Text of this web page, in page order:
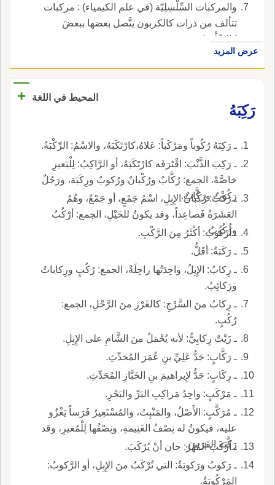
والمركبات السِّلْسِلِيّة (في علم الكيمياء) : مركبات
تتألف من ذرات كالكربون يتَّصل بعضها ببعضَ
كالسِّلْسِلة.
عرض المزيد
المحيط في اللغة
+
رَكِبَهُ
ـ رَكِبَهُ رُكُوباً ومَرْكَباً: عَلاهُ،كارْتَكَبَهُ، والاسْمُ: الرِّكْبَةُ.
ـ رَكِبَ الذَّنْبَ: اقْتَرَفَه كارْتَكَبَهُ، أو الرَّاكِبُ: لِلْبَعيرِ
خاصَّةً، الجمع: رُكَّابٌ ورُكْبانٌ ورُكوبٌ ورِكَبَة، ورَجُلٌ
رَكُوبٌ ورَكَّابٌ.
ـ رَكْبُ: رُكْبانُ الإِبِلِ، اسْمُ جَمْعٍ، أو جَمْعٌ، وهُمُ
العَشَرَةُ فَصاعِداً، وقد يكونُ للخَيْلِ، الجمع: أرْكُبُ
ورُكُوبٌ.
ـ أُرْكُوبُ: أكْثَرُ مِنَ الرَّكْبِ.
ـ رَكَبَةُ: أقَلُّ.
ـ رِكابُ: الإِبِلُ، واحِدَتُها راحِلَةٌ، الجمع: رُكُبٍ ورِكاباتٌ
ورَكائِبُ.
ـ رِكابُ منَ السَّرْجِ: كالغَرْزِ منَ الرَّحْلِ، الجمع:
رُكُبٍ.
ـ زَيْتٌ رِكابِيُّ: لأنه يُحْمَلُ منَ الشَّامِ على الإِبِلِ.
ـ رَكَّابٍ: جَدُّ عَلِيِّ بنِ عُمَرَ المُحَدِّثِ.
ـ رِكَابٍ: جَدُّ لإِبراهيمَ بنِ الخَبَّازِ المُحَدِّثِ.
ـ مَرْكَبٍ: واحِدُ مَراكِبِ البَرِّ والبَحْرِ.
ـ مُرَكَّبٍ: الأَصْلُ، والمَنْبِتُ، والمُسْتَعِيرُ فَرَساً يَغْزُو
عليه، فيكونُ له نِصْفُ الغَنِيمةِ، ونِصْفُها لِلْمُعيرِ، وقد
رَكَّبَه الفَرَسَ.
ـ أرْكَبَ المُهْرُ: حان أنْ يُرْكَبَ.
ـ رَكوبُ ورَكوبَةُ: التي تُرْكَبُ منَ الإِبِلِ، أو الرَّكوبُ:
المَرْكُوبَةُ.